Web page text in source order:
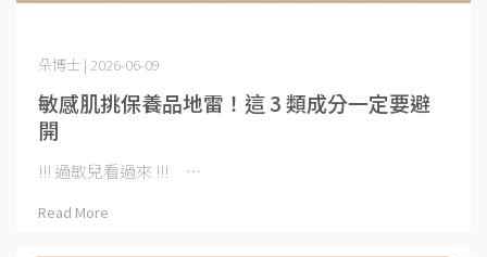
敏感肌挑保養品地雷！這 3 類成分一定要避
開
朵博士 | 2026-06-09
!!! 過敏兒看過來 !!! ⋯
Read More